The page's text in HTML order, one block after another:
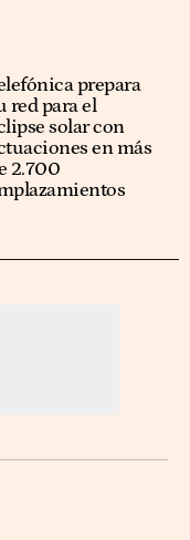
prepara
red para el
solar con
en más
2.700